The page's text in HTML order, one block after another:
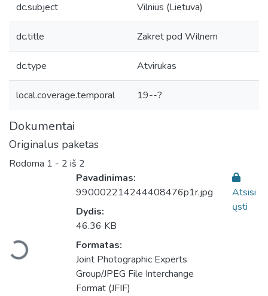
dc.subject Vilnius (Lietuva)
dc.title Zakret pod Wilnem
dc.type Atvirukas
local.coverage.temporal 19--?
Dokumentai
Originalus paketas
Rodoma 1 - 2 iš 2
Įkeliama...
Pavadinimas:
990002214244408476p1r.jpg
Dydis:
46.36 KB
Formatas:
Joint Photographic Experts
Group/JPEG File Interchange
Format (JFIF)
Atsisi
ųsti